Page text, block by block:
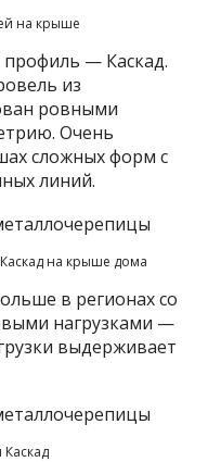
на крыше
— Каскад.
из
ровными
Очень
сложных форм с
линий.
на крыше дома
в регионах со
нагрузками —
выдерживает